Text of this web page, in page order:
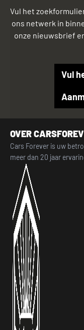
Vul het
ons netwerk in
onze nieuwsbrief
Vul
OVER
Cars Forever is uw
meer dan 20 jaar